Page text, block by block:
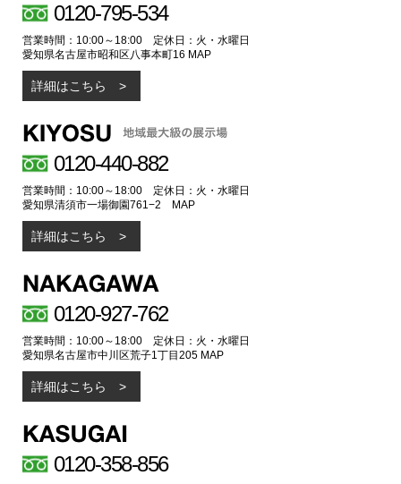
0120-795-534
営業時間：10:00～18:00 定休日：火・水曜日
愛知県名古屋市昭和区八事本町16 MAP
詳細はこちら
0120-440-882
営業時間：10:00～18:00 定休日：火・水曜日
愛知県清須市一場御園761−2
MAP
詳細はこちら
0120-927-762
営業時間：10:00～18:00 定休日：火・水曜日
愛知県名古屋市中川区荒子1丁目205 MAP
詳細はこちら
0120-358-856